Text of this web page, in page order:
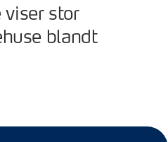
stor
blandt